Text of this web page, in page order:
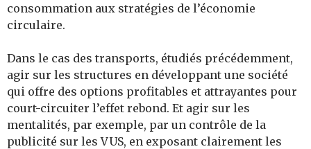
consommation aux stratégies de l’économie
circulaire.
Dans le cas des transports, étudiés précédemment,
agir sur les structures en développant une société
qui offre des options profitables et attrayantes pour
court-circuiter l’effet rebond. Et agir sur les
mentalités, par exemple, par un contrôle de la
publicité sur les VUS, en exposant clairement les